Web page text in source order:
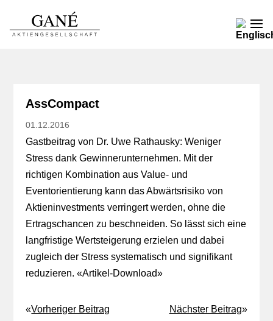
AssCompact
01.12.2016
Gastbeitrag von Dr. Uwe Rathausky: Weniger
Stress dank Gewinnerunternehmen. Mit der
richtigen Kombination aus Value- und
Eventorientierung kann das Abwärtsrisiko von
Aktieninvestments verringert werden, ohne die
Ertragschancen zu beschneiden. So lässt sich eine
langfristige Wertsteigerung erzielen und dabei
zugleich der Stress systematisch und signifikant
reduzieren. «Artikel-Download»
«Vorheriger Beitrag Nächster Beitrag»